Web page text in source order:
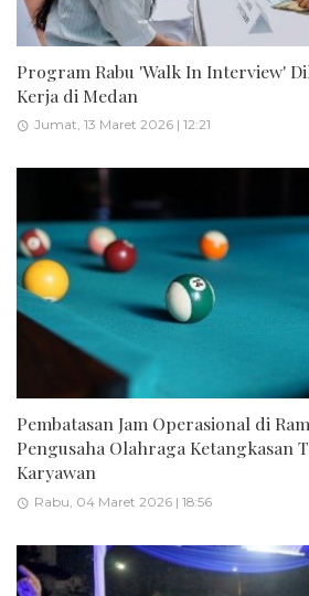
Program Rabu 'Walk In Interview'
Kerja di Medan
Jumat, 13 Maret 2026 | 12:21
Pembatasan Jam Operasional di
Pengusaha Olahraga Ketangkasan
Karyawan
Rabu, 04 Maret 2026 | 18:56